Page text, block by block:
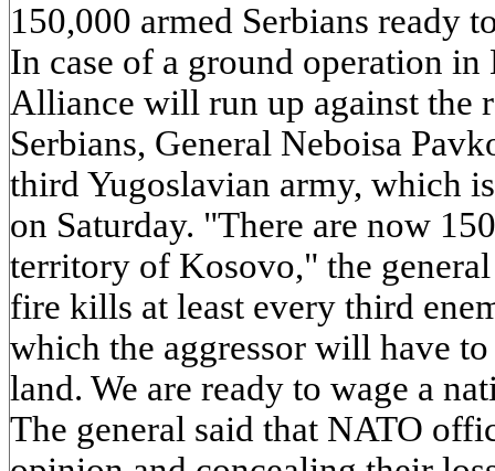
150,000 armed Serbians ready
In case of a ground operation
Alliance will run up against the
Serbians, General Neboisa
third Yugoslavian army, which
on Saturday. "There are now
territory of Kosovo," the
fire kills at least every third
which the aggressor will have
land. We are ready to wage a
The general said that NATO